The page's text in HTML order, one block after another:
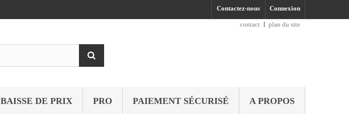
Connexion
Contactez-nous
contact
plan du site
BAISSE DE PRIX PRO PAIEMENT SÉCURISÉ A PROPOS